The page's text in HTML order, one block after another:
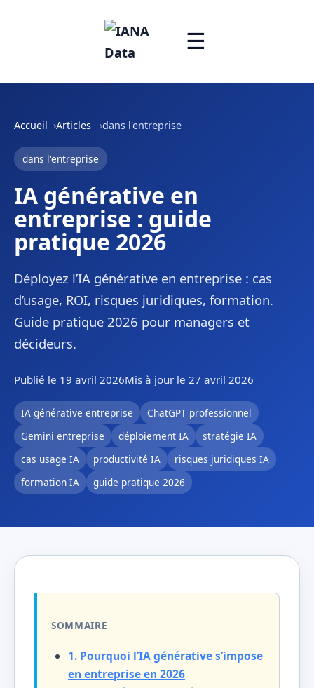
☰
Accueil Articles dans l'entreprise
dans l'entreprise
IA générative en
entreprise : guide
pratique 2026
Déployez l’IA générative en entreprise : cas
d’usage, ROI, risques juridiques, formation.
Guide pratique 2026 pour managers et
décideurs.
Publié le 19 avril 2026Mis à jour le 27 avril 2026
IA générative entreprise
ChatGPT professionnel
Gemini entreprise
déploiement IA
stratégie IA
cas usage IA
productivité IA
risques juridiques IA
formation IA
guide pratique 2026
SOMMAIRE
1. Pourquoi l’IA générative s’impose
en entreprise en 2026